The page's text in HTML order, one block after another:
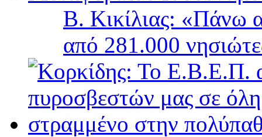
Β. Κικίλιας: «Πάνω
από 281.000